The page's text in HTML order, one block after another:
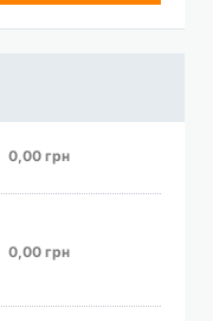
0,00 грн
0,00 грн